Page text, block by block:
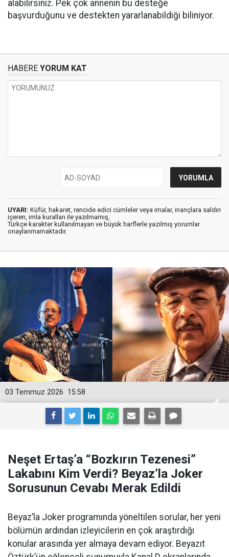
alabilirsiniz. Pek çok annenin bu desteğe
başvurduğunu ve destekten yararlanabildiği biliniyor.
HABERE YORUM KAT
UYARI: Küfür, hakaret, rencide edici cümleler veya imalar, inançlara saldırı
içeren, imla kuralları ile yazılmamış,
Türkçe karakter kullanılmayan ve büyük harflerle yazılmış yorumlar
onaylanmamaktadır.
15:58
03 Temmuz 2026
Neşet Ertaş’a “Bozkırın Tezenesi”
Lakabını Kim Verdi? Beyaz’la Joker
Sorusunun Cevabı Merak Edildi
Beyaz’la Joker programında yöneltilen sorular, her yeni
bölümün ardından izleyicilerin en çok araştırdığı
konular arasında yer almaya devam ediyor. Beyazıt